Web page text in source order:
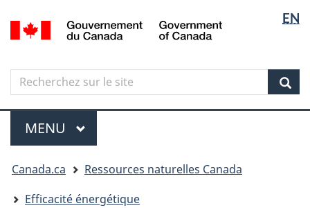
Aller
au
principal
Skip
to
government"
Passer
à
version
simplifiée
langue
EN
Canada
Search
Recherchez
sur
le
site
Menu
MENU PRINCIPAL
êtes
ici
Canada.ca
Ressources naturelles Canada
Efficacité énergétique